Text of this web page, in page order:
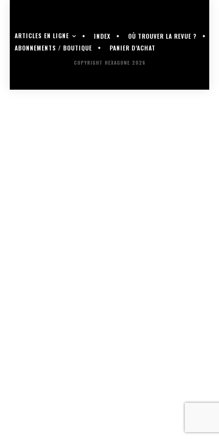
ARTICLES EN LIGNE INDEX
OÙ TROUVER LA REVUE ?
ABONNEMENTS / BOUTIQUE
PANIER D’ACHAT
COPYRIGHT HEXAGONE 2026